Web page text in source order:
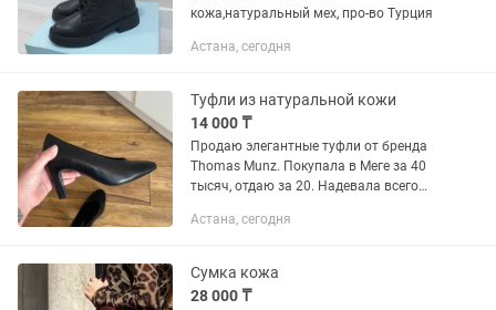
кожа,натуральный мех, про-во Турция
Астана, сегодня
Туфли из натуральной кожи
14 000 ₸
Продаю элегантные туфли от бренда
Thomas Munz. Покупала в Меге за 40
тысяч, отдаю за 20. Надевала всего
снаружи и внутри — мягкие,
Астана, сегодня
Сумка кожа
28 000 ₸